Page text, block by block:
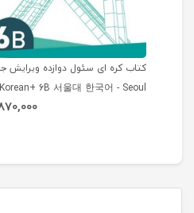
کتاب کره ای سئول دوازده ویرایش
6B 서울대 한국어 - Seoul